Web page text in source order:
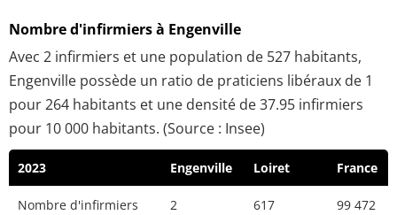
Nombre d'infirmiers à Engenville
Avec 2 infirmiers et une population de 527 habitants,
Engenville possède un ratio de praticiens libéraux de 1
pour 264 habitants et une densité de 37.95 infirmiers
pour 10 000 habitants. (Source : Insee)
2023 Engenville Loiret France
Nombre d'infirmiers 2 617 99 472